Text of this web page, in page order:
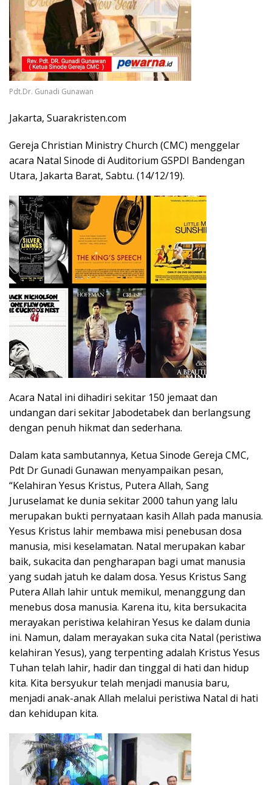
Pdt.Dr. Gunadi Gunawan
Jakarta, Suarakristen.com
Gereja Christian Ministry Church (CMC) menggelar
acara Natal Sinode di Auditorium GSPDI Bandengan
Utara, Jakarta Barat, Sabtu. (14/12/19).
Acara Natal ini dihadiri sekitar 150 jemaat dan
undangan dari sekitar Jabodetabek dan berlangsung
dengan penuh hikmat dan sederhana.
Dalam kata sambutannya, Ketua Sinode Gereja CMC,
Pdt Dr Gunadi Gunawan menyampaikan pesan,
“Kelahiran Yesus Kristus, Putera Allah, Sang
Juruselamat ke dunia sekitar 2000 tahun yang lalu
merupakan bukti pernyataan kasih Allah pada manusia.
Yesus Kristus lahir membawa misi penebusan dosa
manusia, misi keselamatan. Natal merupakan kabar
baik, sukacita dan pengharapan bagi umat manusia
yang sudah jatuh ke dalam dosa. Yesus Kristus Sang
Putera Allah lahir untuk memikul, menanggung dan
menebus dosa manusia. Karena itu, kita bersukacita
merayakan peristiwa kelahiran Yesus ke dalam dunia
ini. Namun, dalam merayakan suka cita Natal (peristiwa
kelahiran Yesus), yang terpenting adalah Kristus Yesus
Tuhan telah lahir, hadir dan tinggal di hati dan hidup
kita. Kita bersyukur telah menjadi manusia baru,
menjadi anak-anak Allah melalui peristiwa Natal di hati
dan kehidupan kita.